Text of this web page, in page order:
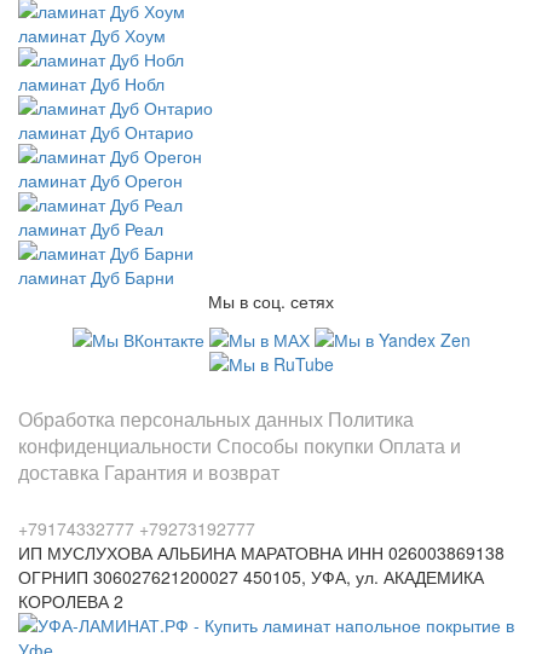
ламинат Дуб Хоум
ламинат Дуб Нобл
ламинат Дуб Онтарио
ламинат Дуб Орегон
ламинат Дуб Реал
ламинат Дуб Барни
Мы в соц. сетях
Обработка персональных данных Политика
конфиденциальности Способы покупки Оплата и
доставка Гарантия и возврат
+79174332777 +79273192777
ИП МУСЛУХОВА АЛЬБИНА МАРАТОВНА ИНН 026003869138
ОГРНИП 306027621200027 450105, УФА, ул. АКАДЕМИКА
КОРОЛЕВА 2